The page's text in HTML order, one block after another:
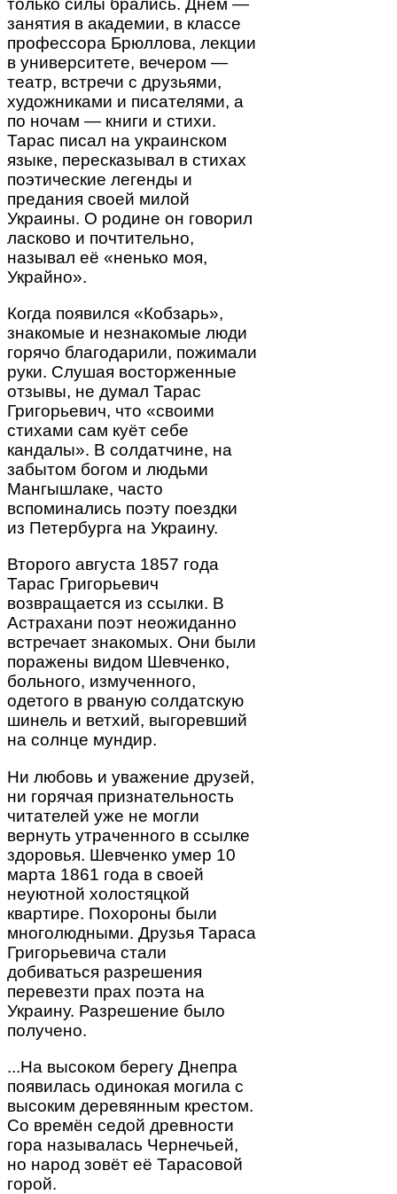
только силы брались. Днём —
занятия в академии, в классе
профессора Брюллова, лекции
в университете, вечером —
театр, встречи с друзьями,
художниками и писателями, а
по ночам — книги и стихи.
Тарас писал на украинском
языке, пересказывал в стихах
поэтические легенды и
предания своей милой
Украины. О родине он говорил
ласково и почтительно,
называл её «ненько моя,
Украйно».
Когда появился «Кобзарь»,
знакомые и незнакомые люди
горячо благодарили, пожимали
руки. Слушая восторженные
отзывы, не думал Тарас
Григорьевич, что «своими
стихами сам куёт себе
кандалы». В солдатчине, на
забытом богом и людьми
Мангышлаке, часто
вспоминались поэту поездки
из Петербурга на Украину.
Второго августа 1857 года
Тарас Григорьевич
возвращается из ссылки. В
Астрахани поэт неожиданно
встречает знакомых. Они были
поражены видом Шевченко,
больного, измученного,
одетого в рваную солдатскую
шинель и ветхий, выгоревший
на солнце мундир.
Ни любовь и уважение друзей,
ни горячая признательность
читателей уже не могли
вернуть утраченного в ссылке
здоровья. Шевченко умер 10
марта 1861 года в своей
неуютной холостяцкой
квартире. Похороны были
многолюдными. Друзья Тараса
Григорьевича стали
добиваться разрешения
перевезти прах поэта на
Украину. Разрешение было
получено.
...На высоком берегу Днепра
появилась одинокая могила с
высоким деревянным крестом.
Со времён седой древности
гора называлась Чернечьей,
но народ зовёт её Тарасовой
горой.